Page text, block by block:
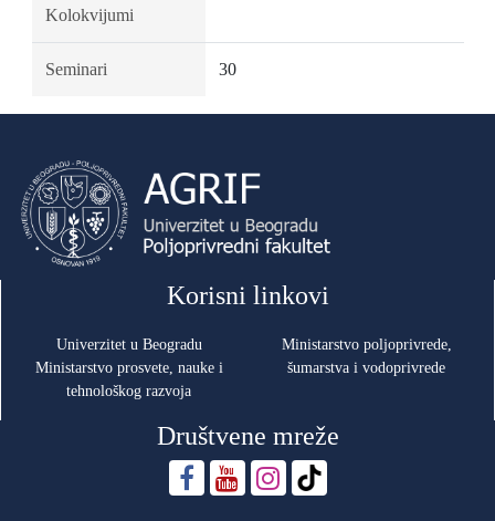
Kolokvijumi
Seminari 30
Korisni linkovi
Univerzitet u Beogradu
Ministarstvo prosvete, nauke i
tehnološkog razvoja
Ministarstvo poljoprivrede,
šumarstva i vodoprivrede
Društvene mreže